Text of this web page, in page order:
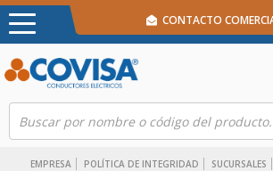
EMPRESA POLÍTICA DE INTEGRIDAD SUCURSALES
CONTACTO